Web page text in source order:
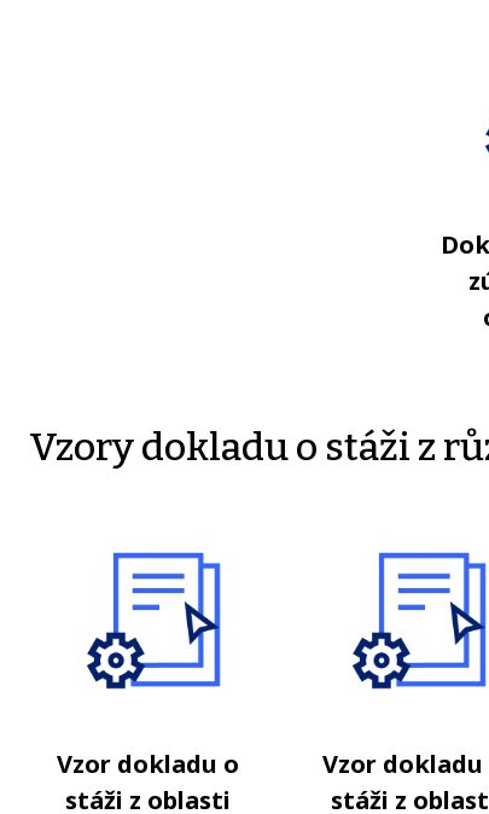
Vzory dokladu o stáži z
Vzor dokladu o
stáži z oblasti
Vzor dokladu
stáži z